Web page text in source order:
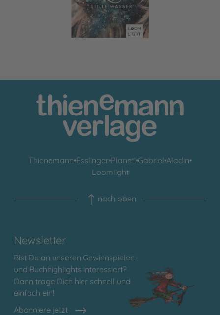
Thienemann•Esslinger•Planet!•Gabriel•Aladin•
Loomlight
nach oben
Newsletter
Bist Du an unseren Gewinnspielen
und Buchhighlights interessiert?
Dann trage Dich hier schnell und
einfach ein!
Abonniere jetzt